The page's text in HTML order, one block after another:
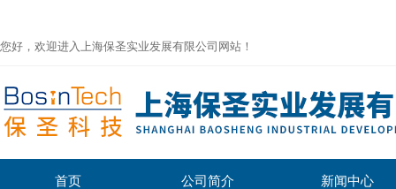
您好，欢迎进入上海保圣实业发展有限公司网站！
首页 公司简介 新闻中心